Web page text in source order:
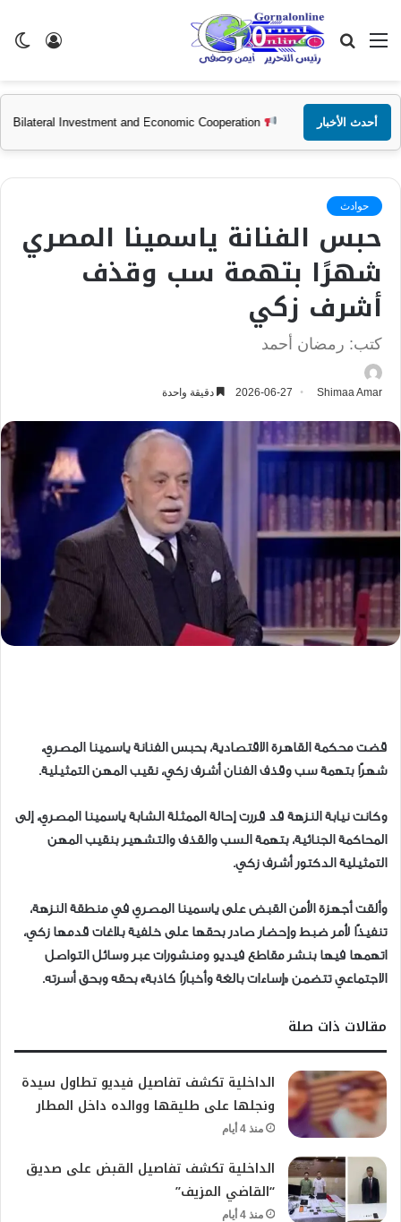
تسجيل
القائمة بحث
عن
أحدث الأخبار
Ways to Enhance Bilateral Investment and Economic Cooperation
حوادث
حبس الفنانة ياسمينا المصري
شهرًا بتهمة سب وقذف
أشرف زكي
كتب: رمضان أحمد
Shimaa Amar
2026-06-27 دقيقة واحدة
قضت محكمة القاهرة الاقتصادية، بحبس الفنانة ياسمينا المصري،
شهرًا بتهمة سب وقذف الفنان أشرف زكي، نقيب المهن التمثيلية.
وكانت نيابة النزهة قد قررت إحالة الممثلة الشابة ياسمينا المصري، إلى
المحاكمة الجنائية، بتهمة السب والقذف والتشهير بنقيب المهن
التمثيلية الدكتور أشرف زكي.
وألقت أجهزة الأمن القبض على ياسمينا المصري في منطقة النزهة،
تنفيذًا لأمر ضبط وإحضار صادر بحقها على خلفية بلاغات قدمها زكي،
اتهمها فيها بنشر مقاطع فيديو ومنشورات عبر وسائل التواصل
الاجتماعي تتضمن «إساءات بالغة وأخبارًا كاذبة» بحقه وبحق أسرته.
مقالات ذات صلة
الداخلية تكشف تفاصيل فيديو تطاول سيدة
ونجلها على طليقها ووالده داخل المطار
منذ 4 أيام
الداخلية تكشف تفاصيل القبض على صديق
“القاضي المزيف”
منذ 4 أيام